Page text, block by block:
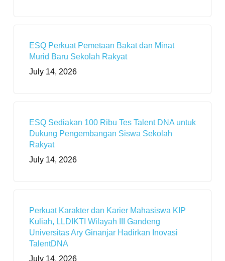
ESQ Perkuat Pemetaan Bakat dan Minat
Murid Baru Sekolah Rakyat
July 14, 2026
ESQ Sediakan 100 Ribu Tes Talent DNA untuk
Dukung Pengembangan Siswa Sekolah
Rakyat
July 14, 2026
Perkuat Karakter dan Karier Mahasiswa KIP
Kuliah, LLDIKTI Wilayah III Gandeng
Universitas Ary Ginanjar Hadirkan Inovasi
TalentDNA
July 14, 2026